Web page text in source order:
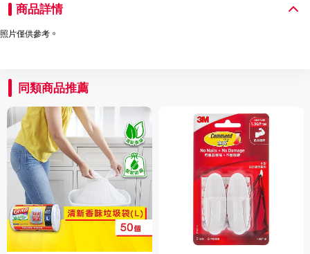
商品詳情
照片僅供參考。
同類商品推薦